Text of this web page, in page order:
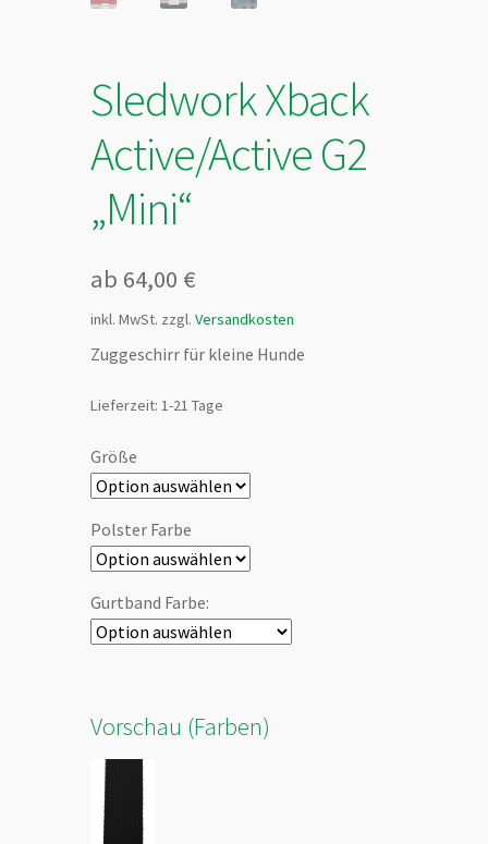
Sledwork Xback
Active/Active G2
„Mini“
ab 64,00 €
inkl. MwSt. zzgl.Versandkosten
Zuggeschirr für kleine Hunde
Lieferzeit:1-21 Tage
Größe
Polster Farbe
Gurtband Farbe:
Vorschau (Farben)